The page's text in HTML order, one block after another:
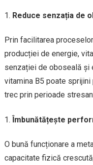
Reduce senzația de
Prin facilitarea
producției de energie,
senzației de oboseală și
vitamina B5 poate
trec prin perioade
Îmbunătățește
O bună funcționare a
capacitate fizică